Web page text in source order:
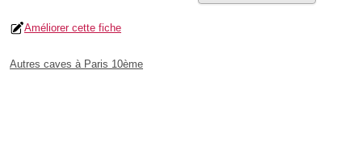
Améliorer cette fiche
Autres caves à Paris 10ème